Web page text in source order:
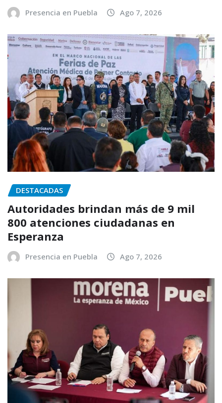
Presencia en Puebla Ago 7, 2026
DESTACADAS
Autoridades brindan más de 9 mil
800 atenciones ciudadanas en
Esperanza
Presencia en Puebla Ago 7, 2026